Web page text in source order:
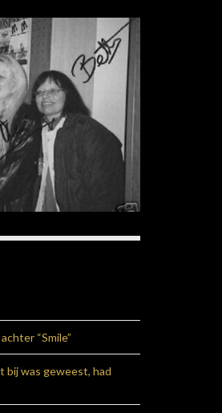
“Smile”
bij was geweest, had